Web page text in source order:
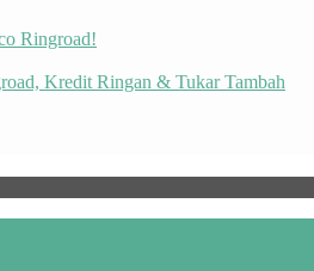
Ringroad!
Kredit Ringan & Tukar Tambah